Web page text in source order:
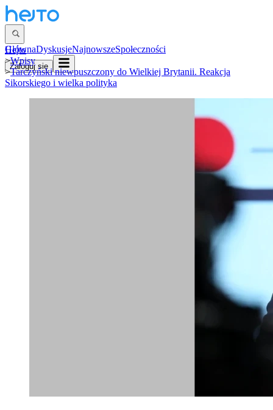
GłównaDyskusjeNajnowszeSpołeczności
Zaloguj się
Hejto
>Wpisy
>Tarczyński niewpuszczony do Wielkiej Brytanii. Reakcja
Sikorskiego i wielka polityka